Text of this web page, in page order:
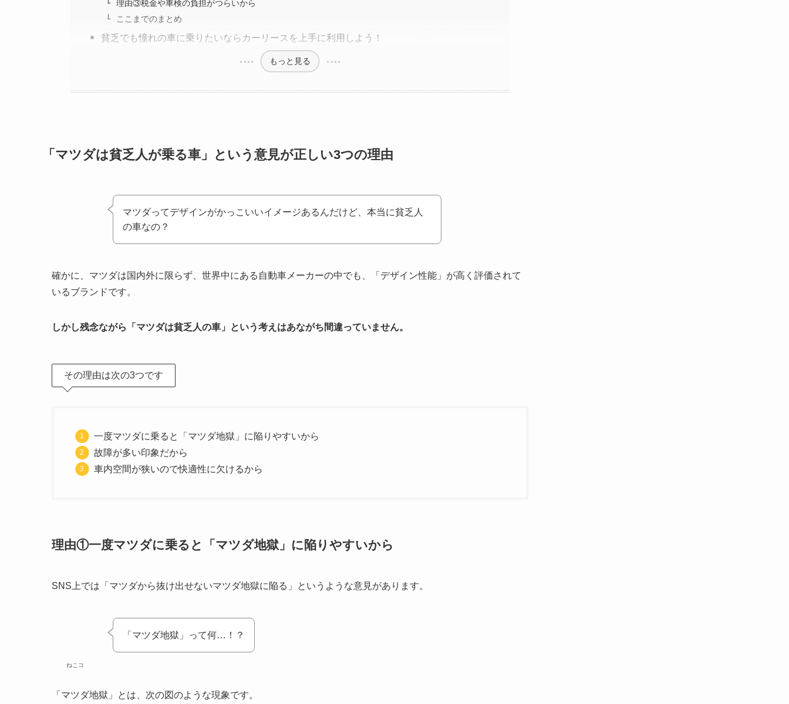
理由③税金や車検の負担がつらいから
ここまでのまとめ
貧乏でも憧れの車に乗りたいならカーリースを上手に利用しよう！
もっと見る
「マツダは貧乏人が乗る車」という意見が正しい3つの理由
マツダってデザインがかっこいいイメージあるんだけど、本当に貧乏人
の車なの？
確かに、マツダは国内外に限らず、世界中にある自動車メーカーの中でも、「デザイン性能」が高く評価されて
いるブランドです。
しかし残念ながら「マツダは貧乏人の車」という考えはあながち間違っていません。
その理由は次の3つです
一度マツダに乗ると「マツダ地獄」に陥りやすいから
故障が多い印象だから
車内空間が狭いので快適性に欠けるから
理由①一度マツダに乗ると「マツダ地獄」に陥りやすいから
SNS上では「マツダから抜け出せないマツダ地獄に陥る」というような意見があります。
ねこコ
「マツダ地獄」って何…！？
「マツダ地獄」とは、次の図のような現象です。